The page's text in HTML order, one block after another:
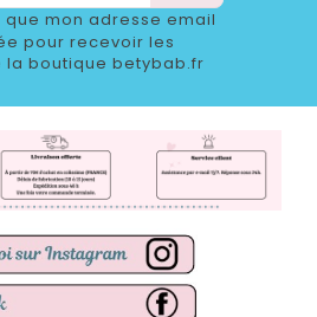
mon adresse email
pour recevoir les
la boutique betybab.fr